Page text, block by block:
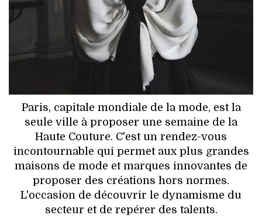
BEAUTÉ
MODE DE RUE
JEUNES CRÉATEURS
HISTOIRE DES MARQUES
DÉCO
VOYAGES & LOISIRS
Paris, capitale mondiale de la mode, est la
seule ville à proposer une semaine de la
Haute Couture. C'est un rendez-vous
incontournable qui permet aux plus grandes
maisons de mode et marques innovantes de
proposer des créations hors normes.
L'occasion de découvrir le dynamisme du
secteur et de repérer des talents.